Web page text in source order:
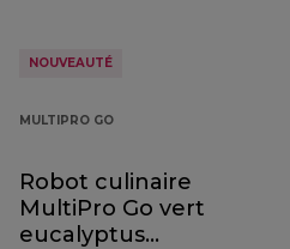
NOUVEAUTÉ
MULTIPRO GO
Robot culinaire
MultiPro Go vert
eucalyptus